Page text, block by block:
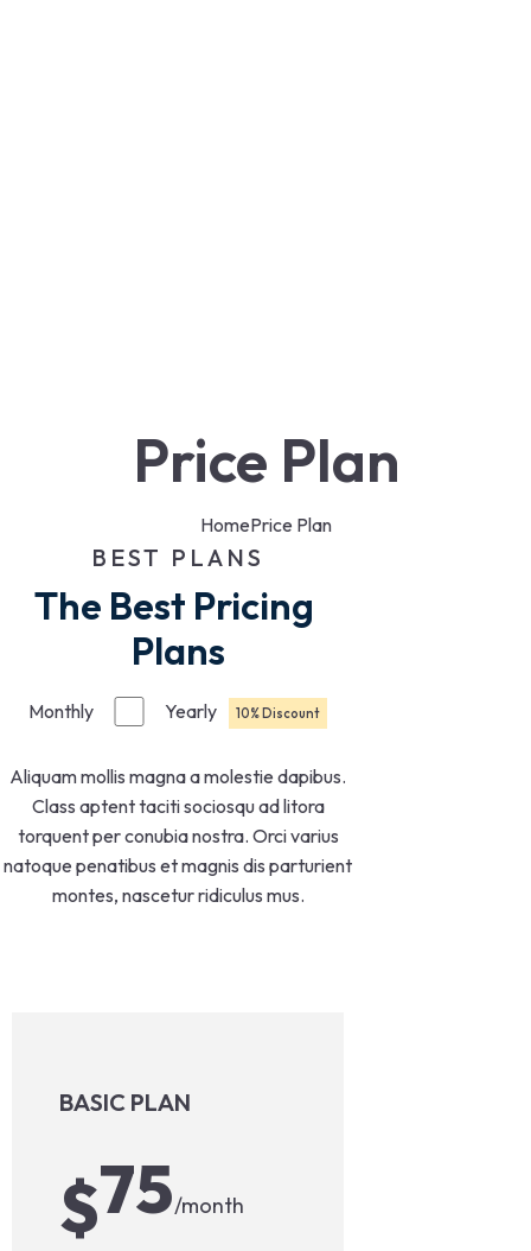
Price Plan
HomePrice Plan
BEST PLANS
The Best Pricing
Plans
Monthly Yearly 10% Discount
Aliquam mollis magna a molestie dapibus.
Class aptent taciti sociosqu ad litora
torquent per conubia nostra. Orci varius
natoque penatibus et magnis dis parturient
montes, nascetur ridiculus mus.
BASIC PLAN
$75/month